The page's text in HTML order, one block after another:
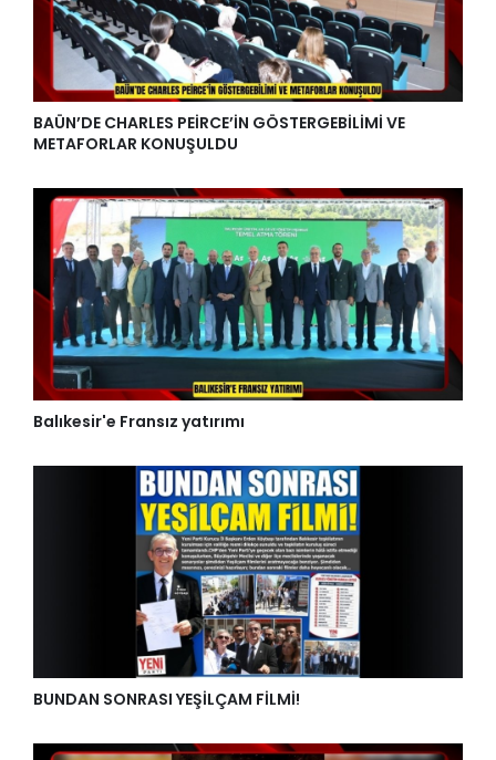
BAÜN’DE CHARLES PEİRCE’İN GÖSTERGEBİLİMİ VE
METAFORLAR KONUŞULDU
Balıkesir'e Fransız yatırımı
BUNDAN SONRASI YEŞİLÇAM FİLMİ!